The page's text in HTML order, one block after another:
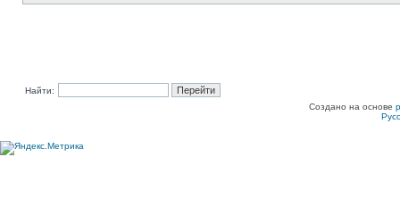
Найти:
Создано на основе